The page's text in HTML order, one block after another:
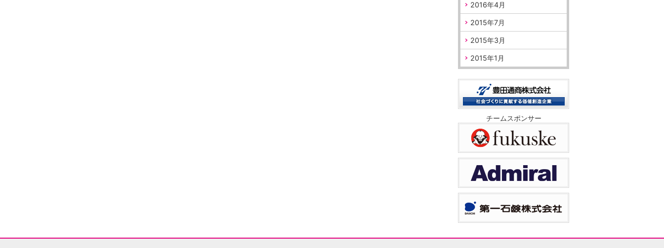
2016年4月
2015年7月
2015年3月
2015年1月
チームスポンサー